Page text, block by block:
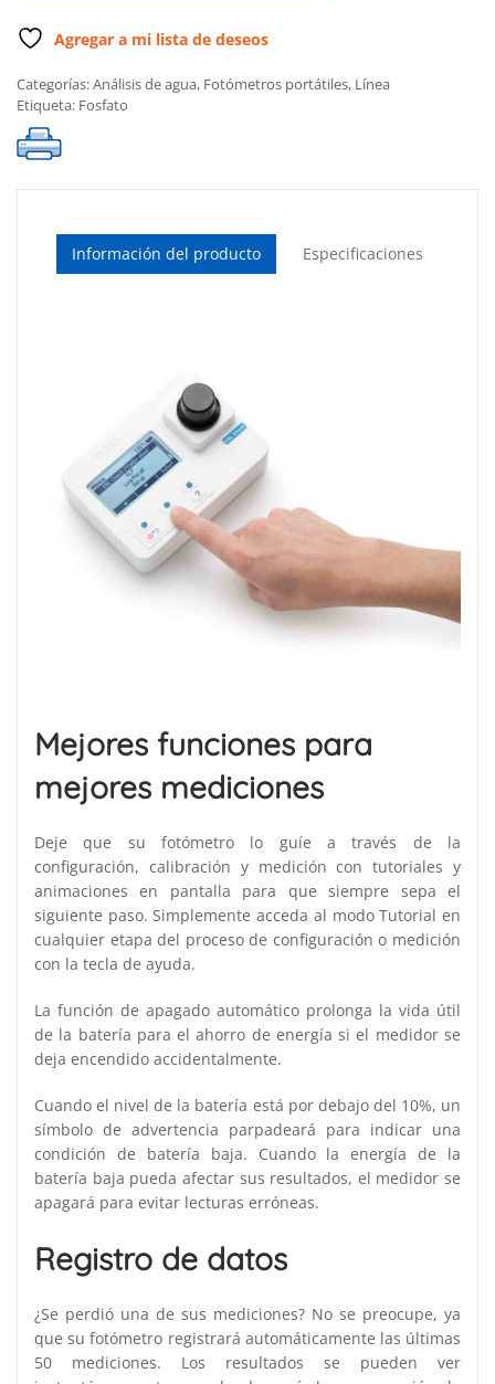
Agregar a mi lista de deseos
Categorías:Análisis de agua, Fotómetros portátiles, Línea
Etiqueta: Fosfato
Información del producto Especificaciones
Mejores funciones para
mejores mediciones
Deje que su fotómetro lo guíe a través de la
configuración, calibración y medición con tutoriales y
animaciones en pantalla para que siempre sepa el
siguiente paso. Simplemente acceda al modo Tutorial en
cualquier etapa del proceso de configuración o medición
con la tecla de ayuda.
La función de apagado automático prolonga la vida útil
de la batería para el ahorro de energía si el medidor se
deja encendido accidentalmente.
Cuando el nivel de la batería está por debajo del 10%, un
símbolo de advertencia parpadeará para indicar una
condición de batería baja. Cuando la energía de la
batería baja pueda afectar sus resultados, el medidor se
apagará para evitar lecturas erróneas.
Registro de datos
¿Se perdió una de sus mediciones? No se preocupe, ya
que su fotómetro registrará automáticamente las últimas
50 mediciones. Los resultados se pueden ver